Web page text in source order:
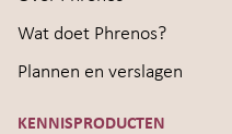
Wat doet Phrenos?
Plannen en verslagen
KENNISPRODUCTEN